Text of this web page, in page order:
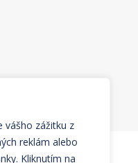
vášho zážitku z
reklám alebo
Kliknutím na